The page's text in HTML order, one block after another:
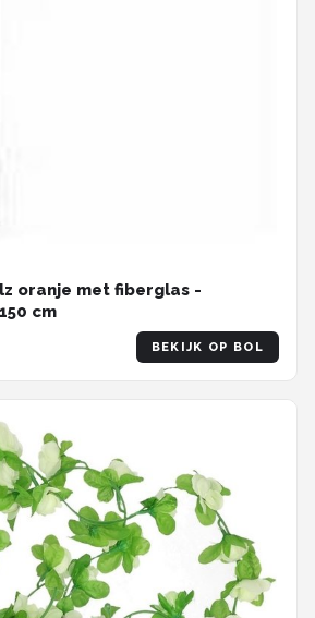
oranje met fiberglas -
cm
BEKIJK OP BOL